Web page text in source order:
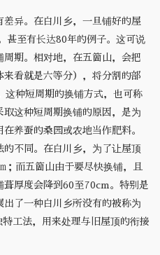
异。在白川乡，一旦铺好的屋
甚至有长达80年的例子。这可说
期。相对地，在五箇山，会把
看就是六等分），将分割的部
这种短周期的换铺方式，也可称
这种短周期换铺的原因，是为
养蚕的桑园或农地当作肥料。
不同。在白川乡，为了让屋顶
而五箇山由于要尽快换铺，且
葺厚度会降到60至70cm。特别是
了一种白川乡所没有的被称为
工法，用来处理与旧屋顶的衔接